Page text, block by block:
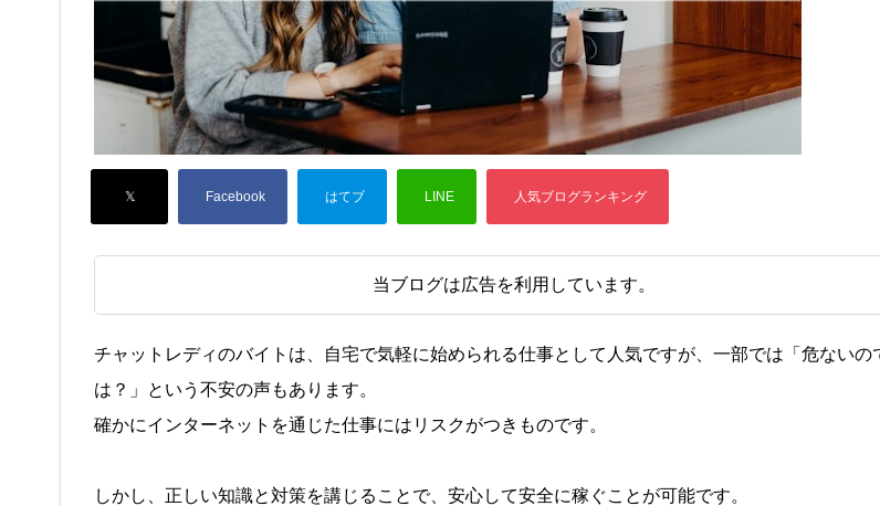
当ブログは広告を利用しています。
チャットレディのバイトは、自宅で気軽に始められる仕事として人気ですが、一部では「危ないの
は？」という不安の声もあります。
確かにインターネットを通じた仕事にはリスクがつきものです。
しかし、正しい知識と対策を講じることで、安心して安全に稼ぐことが可能です。